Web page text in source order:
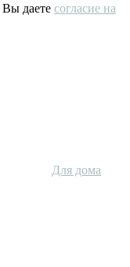
даете согласие на
Для дома